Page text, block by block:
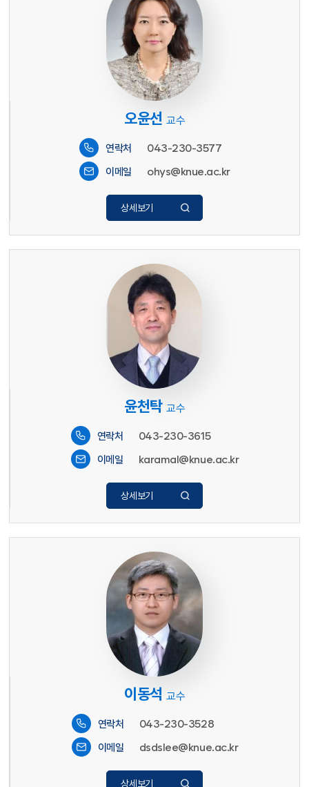
오윤선 교수
연락처 043-230-3577
이메일 ohys@knue.ac.kr
상세보기
윤천탁 교수
연락처 043-230-3615
이메일 karamal@knue.ac.kr
상세보기
이동석 교수
연락처 043-230-3528
이메일 dsdslee@knue.ac.kr
상세보기